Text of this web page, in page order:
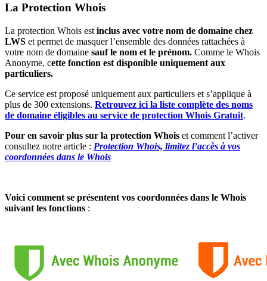
La Protection Whois
La protection Whois est inclus avec votre nom de domaine chez
LWS et permet de masquer l’ensemble des données rattachées à
votre nom de domaine sauf le nom et le prénom. Comme le Whois
Anonyme, cette fonction est disponible uniquement aux
particuliers.
Ce service est proposé uniquement aux particuliers et s’applique à
plus de 300 extensions. Retrouvez ici la liste complète des noms
de domaine éligibles au service de protection Whois Gratuit.
Pour en savoir plus sur la protection Whois et comment l’activer
consultez notre article : Protection Whois, limitez l’accès à vos
coordonnées dans le Whois
Voici comment se présentent vos coordonnées dans le Whois
suivant les fonctions :